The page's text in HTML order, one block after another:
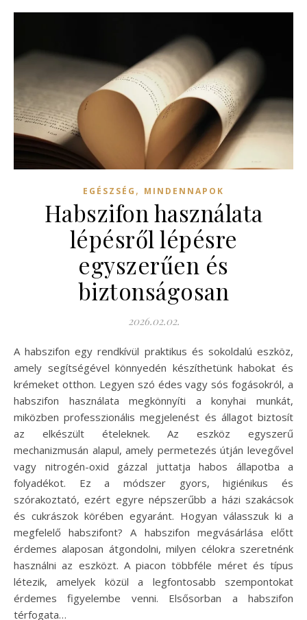
EGÉSZSÉG , MINDENNAPOK
Habszifon használata
lépésről lépésre
egyszerűen és
biztonságosan
2026.02.02.
A habszifon egy rendkívül praktikus és sokoldalú eszköz,
amely segítségével könnyedén készíthetünk habokat és
krémeket otthon. Legyen szó édes vagy sós fogásokról, a
habszifon használata megkönnyíti a konyhai munkát,
miközben professzionális megjelenést és állagot biztosít
az elkészült ételeknek. Az eszköz egyszerű
mechanizmusán alapul, amely permetezés útján levegővel
vagy nitrogén-oxid gázzal juttatja habos állapotba a
folyadékot. Ez a módszer gyors, higiénikus és
szórakoztató, ezért egyre népszerűbb a házi szakácsok
és cukrászok körében egyaránt. Hogyan válasszuk ki a
megfelelő habszifont? A habszifon megvásárlása előtt
érdemes alaposan átgondolni, milyen célokra szeretnénk
használni az eszközt. A piacon többféle méret és típus
létezik, amelyek közül a legfontosabb szempontokat
érdemes figyelembe venni. Elsősorban a habszifon
térfogata…